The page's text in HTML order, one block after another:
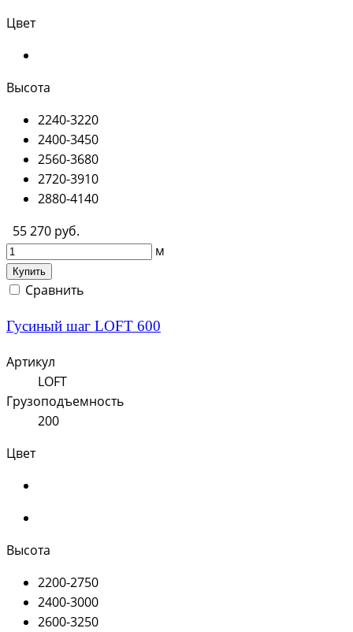
Цвет
Высота
2240-3220
2400-3450
2560-3680
2720-3910
2880-4140
55 270 руб.
м
Купить
Сравнить
Гусиный шаг LOFT 600
Артикул
LOFT
Грузоподъемность
200
Цвет
Высота
2200-2750
2400-3000
2600-3250